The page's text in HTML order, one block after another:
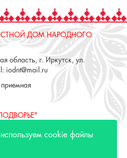
ДОМ НАРОДНОГО
область, г. Иркутск, ул.
iodnt@mail.ru
область, г. Иркутск, ул. 3 июля,
cookie файлы